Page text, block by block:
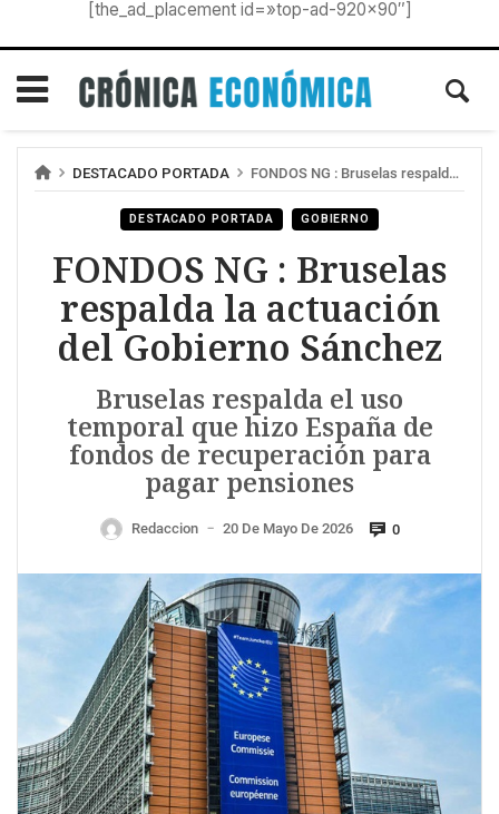
[the_ad_placement id=»top-ad-920×90″]
DESTACADO PORTADA FONDOS NG : Bruselas respalda la actuación del Gobierno Sánchez
DESTACADO PORTADA GOBIERNO
FONDOS NG : Bruselas
respalda la actuación
del Gobierno Sánchez
Bruselas respalda el uso
temporal que hizo España de
fondos de recuperación para
pagar pensiones
Redaccion — 20 De Mayo De 2026 0